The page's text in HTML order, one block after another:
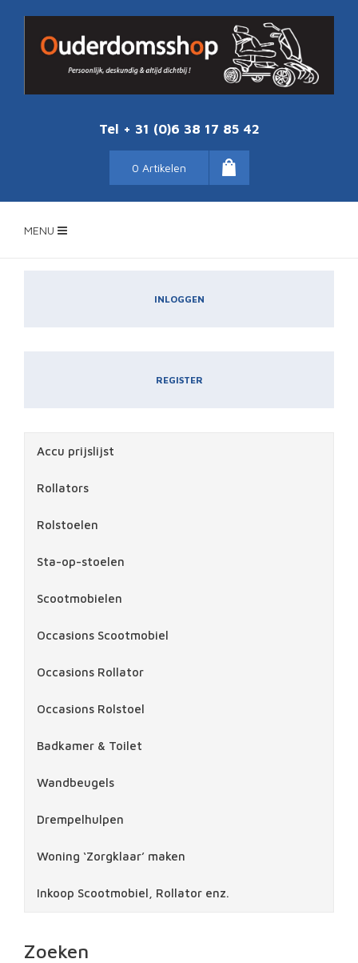
Tel + 31 (0)6 38 17 85 42
0 Artikelen
MENU
INLOGGEN
REGISTER
Accu prijslijst
Rollators
Rolstoelen
Sta-op-stoelen
Scootmobielen
Occasions Scootmobiel
Occasions Rollator
Occasions Rolstoel
Badkamer & Toilet
Wandbeugels
Drempelhulpen
Woning ‘Zorgklaar’ maken
Inkoop Scootmobiel, Rollator enz.
Zoeken